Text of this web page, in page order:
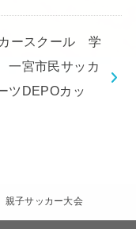
ースクール 学
宮市民サッカ
ツDEPOカッ
子サッカー大会